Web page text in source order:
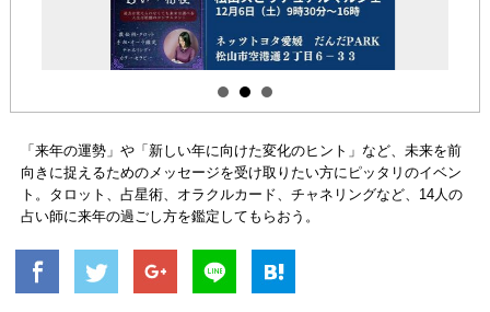
「来年の運勢」や「新しい年に向けた変化のヒント」など、未来を前
向きに捉えるためのメッセージを受け取りたい方にピッタリのイベン
ト。タロット、占星術、オラクルカード、チャネリングなど、14人の
占い師に来年の過ごし方を鑑定してもらおう。